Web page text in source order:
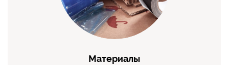
Материалы